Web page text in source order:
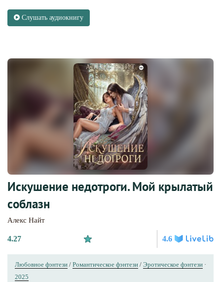
Слушать аудиокнигу
Искушение недотроги. Мой крылатый
соблазн
Алекс Найт
4.27 4.6
Любовное фэнтези / Романтическое фэнтези / Эротическое фэнтези ·
2025